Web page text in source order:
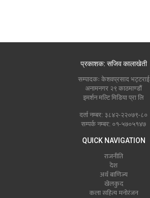
प्रकाशक: सजिव कालाखेती
सम्पादकः केशवप्रसाद भट्टराई
अनामनगर २९ काठमाण्डौं
इमर्शन मल्टि मिडिया प्रा लि
दर्ता नम्बर: ३८४२-२२०७९-८०
सम्पर्क नम्बर: ०१-५७०५१४७
QUICK NAVIGATION
राजनीति
देश
अर्थ बाणिज्य
खेलकुद
कला सहित्य मनोरंजन